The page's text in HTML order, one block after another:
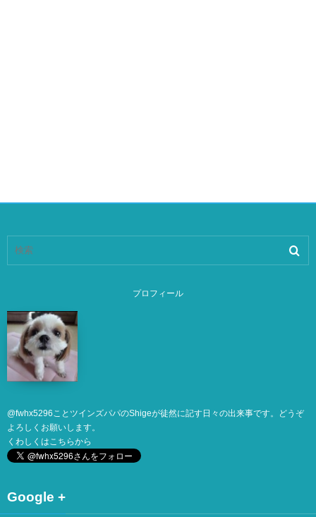
プロフィール
@fwhx5296ことツインズパパのShigeが徒然に記す日々の出来事です。どうぞ
よろしくお願いします。
くわしくはこちらから
Google +